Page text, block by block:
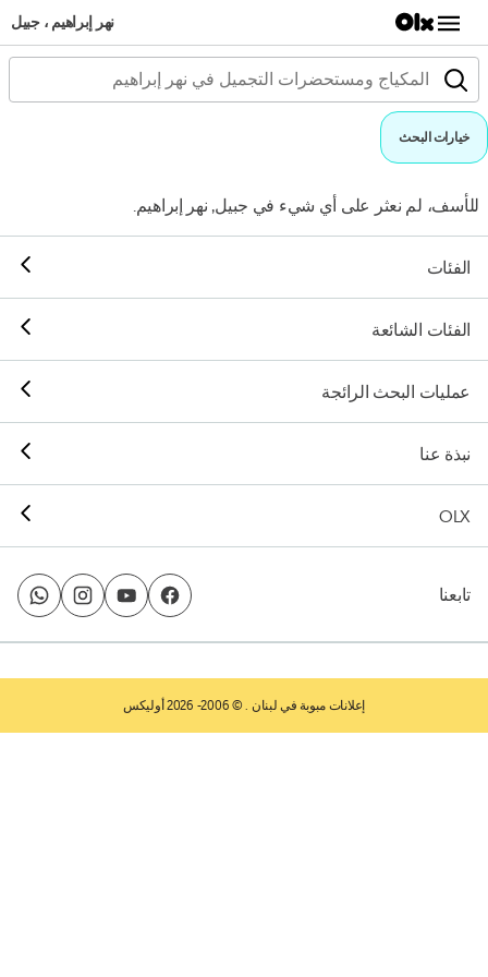
نهر إبراهيم ، جبيل
خيارات البحث
للأسف، لم نعثر على أي شيء في جبيل, نهر إبراهيم.
الفئات
الفئات الشائعة
عمليات البحث الرائجة
نبذة عنا
OLX
تابعنا
إعلانات مبوبة في لبنان . © 2006- 2026 أوليكس